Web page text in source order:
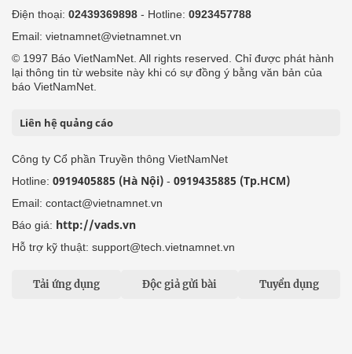
Điện thoại: 02439369898 - Hotline: 0923457788
Email: vietnamnet@vietnamnet.vn
© 1997 Báo VietNamNet. All rights reserved. Chỉ được phát hành
lại thông tin từ website này khi có sự đồng ý bằng văn bản của
báo VietNamNet.
Liên hệ quảng cáo
Công ty Cổ phần Truyền thông VietNamNet
Hotline: 0919405885 (Hà Nội) - 0919435885 (Tp.HCM)
Email: contact@vietnamnet.vn
Báo giá: http://vads.vn
Hỗ trợ kỹ thuật: support@tech.vietnamnet.vn
Tải ứng dụng Độc giả gửi bài Tuyển dụng